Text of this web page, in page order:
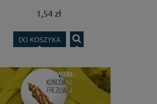
1,54 zł
DO KOSZYKA